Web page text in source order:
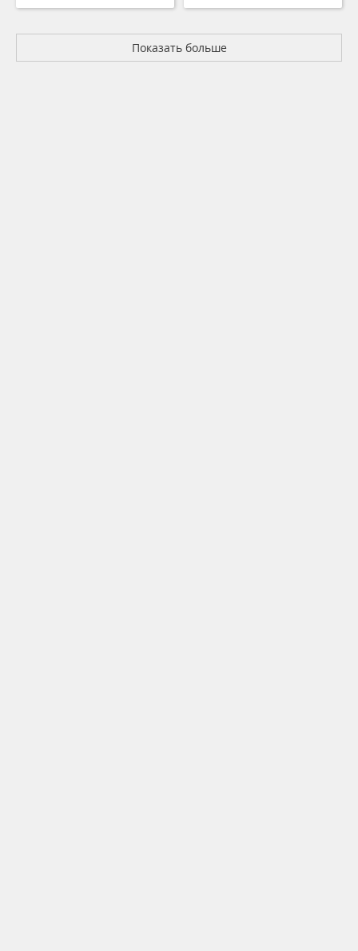
Показать больше